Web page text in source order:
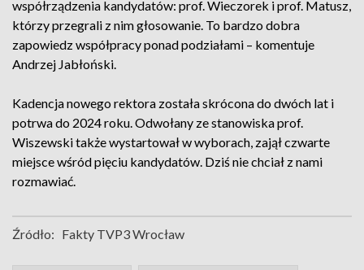
współrządzenia kandydatów: prof. Wieczorek i prof. Matusz,
którzy przegrali z nim głosowanie. To bardzo dobra
zapowiedz współpracy ponad podziałami – komentuje
Andrzej Jabłoński.
Kadencja nowego rektora została skrócona do dwóch lat i
potrwa do 2024 roku. Odwołany ze stanowiska prof.
Wiszewski także wystartował w wyborach, zajął czwarte
miejsce wśród pięciu kandydatów. Dziś nie chciał z nami
rozmawiać.
Źródło: Fakty TVP3 Wrocław